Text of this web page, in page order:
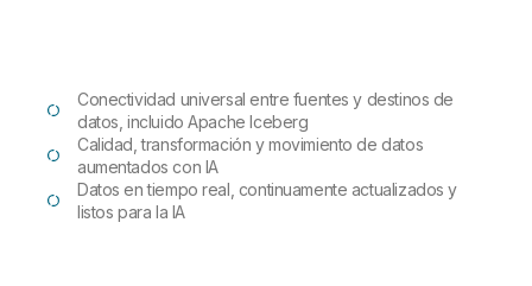
Conectividad universal entre fuentes y destinos de
datos, incluido Apache Iceberg
Calidad, transformación y movimiento de datos
aumentados con IA
Datos en tiempo real, continuamente actualizados y
listos para la IA